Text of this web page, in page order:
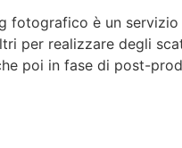
fotografico è un
per realizzare degli
poi in fase di post-